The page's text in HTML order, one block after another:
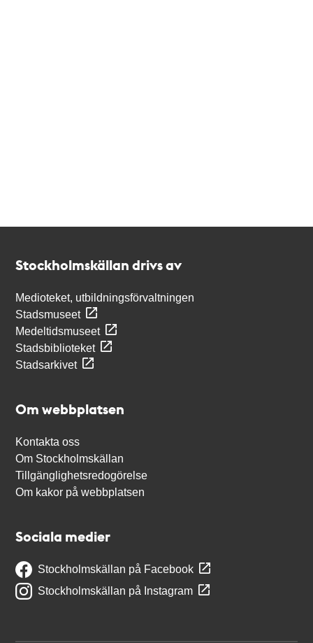
Stockholmskällan drivs av
Medioteket, utbildningsförvaltningen
Stadsmuseet
Medeltidsmuseet
Stadsbiblioteket
Stadsarkivet
Om webbplatsen
Kontakta oss
Om Stockholmskällan
Tillgänglighetsredogörelse
Om kakor på webbplatsen
Sociala medier
Stockholmskällan på Facebook
Stockholmskällan på Instagram